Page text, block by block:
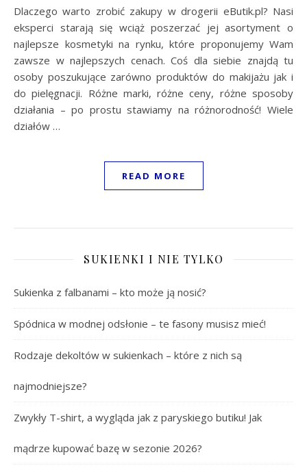
Dlaczego warto zrobić zakupy w drogerii eButik.pl? Nasi
eksperci starają się wciąż poszerzać jej asortyment o
najlepsze kosmetyki na rynku, które proponujemy Wam
zawsze w najlepszych cenach. Coś dla siebie znajdą tu
osoby poszukujące zarówno produktów do makijażu jak i
do pielęgnacji. Różne marki, różne ceny, różne sposoby
działania – po prostu stawiamy na różnorodność! Wiele
działów …
READ MORE
SUKIENKI I NIE TYLKO
Sukienka z falbanami – kto może ją nosić?
Spódnica w modnej odsłonie – te fasony musisz mieć!
Rodzaje dekoltów w sukienkach – które z nich są
najmodniejsze?
Zwykły T-shirt, a wygląda jak z paryskiego butiku! Jak
mądrze kupować bazę w sezonie 2026?